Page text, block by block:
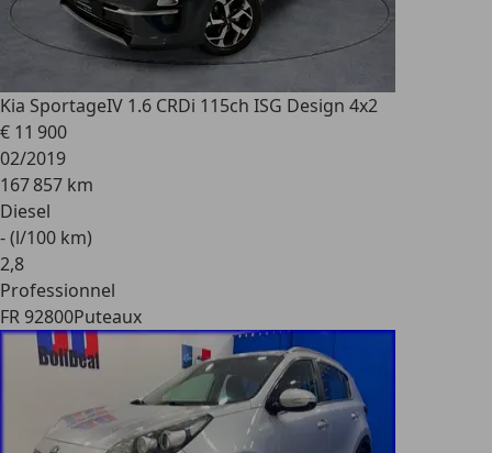
Kia SportageIV 1.6 CRDi 115ch ISG Design 4x2
€ 11 900
02/2019
167 857 km
Diesel
- (l/100 km)
2,8
Professionnel
FR 92800Puteaux